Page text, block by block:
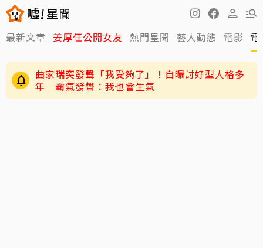
最新文章 姜厚任公開女友 熱門星聞 藝人動態 電影
曲家瑞突發聲「我受夠了」！自曝討好型人格多
年 霸氣發聲：我也會生氣